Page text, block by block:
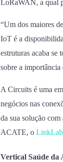
LoRaWAN, a qual
“Um dos maiores
IoT é a
estruturas acaba se
sobre a
A Circuits é uma
negócios nas
da sua solução
ACATE, o LinkLab
Vertical Saúde da